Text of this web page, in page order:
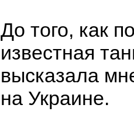
До того, как
известная
высказала
на Украине.